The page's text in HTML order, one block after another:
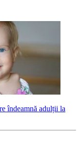
îndeamnă adulții la